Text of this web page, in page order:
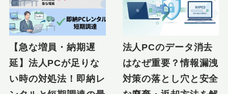
【急な増員・納期遅
延】法人PCが足りな
い時の対処法！即納レ
法人PCのデータ消去
はなぜ重要？情報漏洩
対策の落とし穴と安全